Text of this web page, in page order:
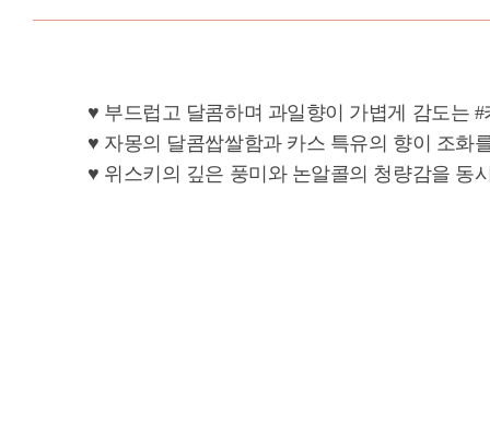
♥ 부드럽고 달콤하며 과일향이 가볍게 감도는
♥ 자몽의 달콤쌉쌀함과 카스 특유의 향이 조화
♥ 위스키의 깊은 풍미와 논알콜의 청량감을 동